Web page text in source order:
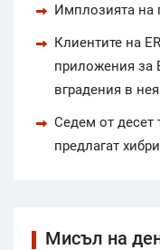
Имплозията на
Клиентите на
приложения за
вградения в
Седем от десет
предлагат
Мисъл на